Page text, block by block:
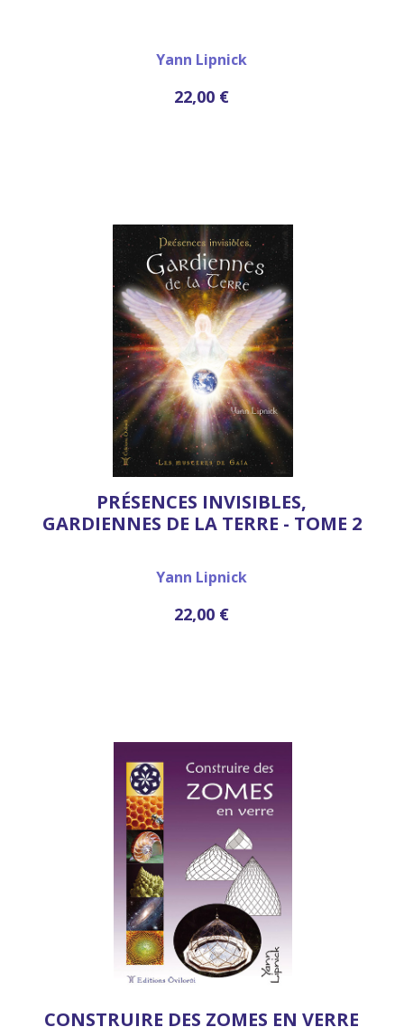
Yann Lipnick
22,00 €
PRÉSENCES INVISIBLES,
GARDIENNES DE LA TERRE - TOME 2
Yann Lipnick
22,00 €
CONSTRUIRE DES ZOMES EN VERRE